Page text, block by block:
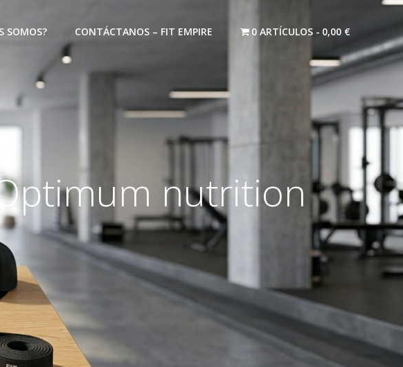
SOMOS? CONTÁCTANOS – FIT EMPIRE 0 ARTÍCULOS 0,00 €
nutrition